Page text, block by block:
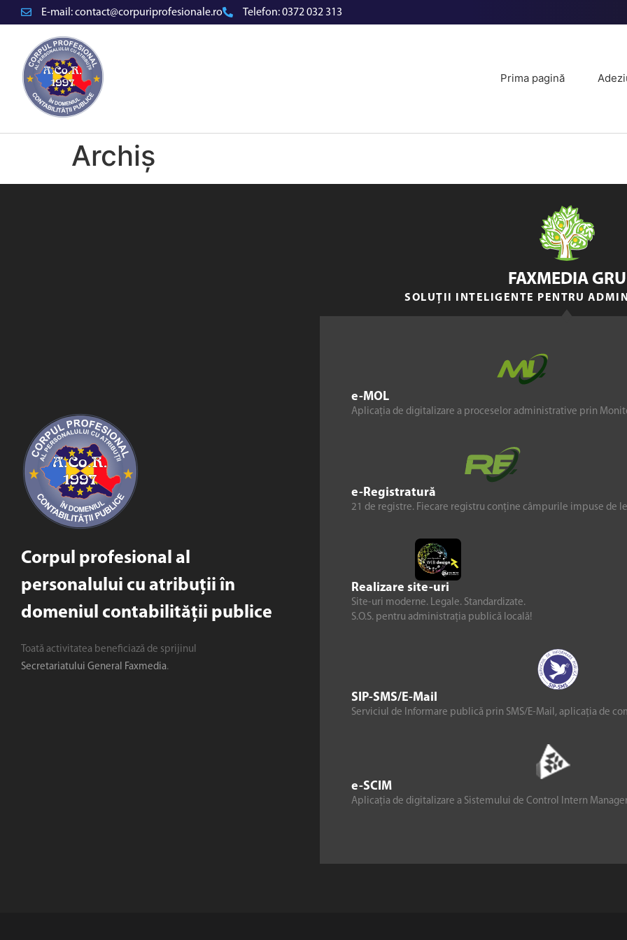
E-mail:contact@corpuriprofesionale.ro Telefon:0372 032 313
Prima pagină
Archiș
Corpul profesional al
personalului cu atribuții în
domeniul contabilității publice
Toată activitatea beneficiază de sprijinul
Secretariatului General Faxmedia.
e-MOL
Aplicația de digitalizare a proceselor administrative prin
e-Registratură
21 de registre. Fiecare registru conține câmpurile impuse de
Realizare site-uri
Site-uri moderne. Legale. Standardizate.
S.O.S. pentru administrația publică locală!
SIP-SMS/E-Mail
Serviciul de Informare publică prin SMS/E-Mail, aplicația de
e-SCIM
Aplicația de digitalizare a Sistemului de Control Intern
FAXMEDIA
SOLUȚII INTELIGENTE PENTRU